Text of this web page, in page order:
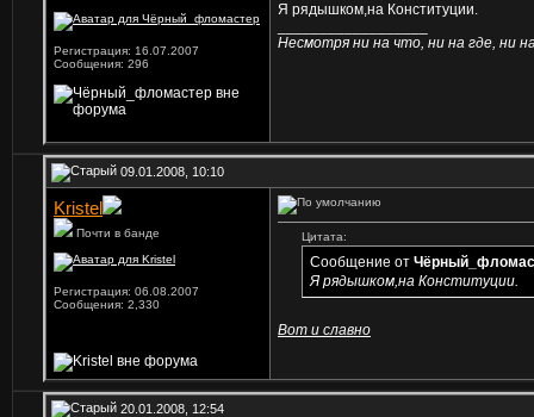
Регистрация: 16.07.2007
Сообщения: 296
Я рядышком,на Конституции.
Несмотря ни на что, ни на где, ни
09.01.2008, 10:10
Kristel
Почти в банде
Регистрация: 06.08.2007
Сообщения: 2,330
Цитата:
Сообщение от
Я рядышком,на Конституции.
Вот и славно
20.01.2008, 12:54